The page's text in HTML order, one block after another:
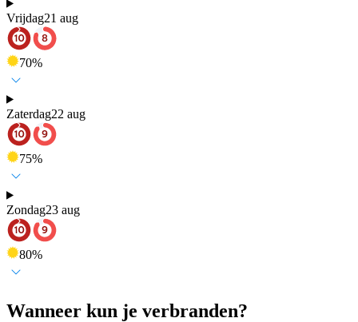
Vrijdag21 aug
70%
Zaterdag22 aug
75%
Zondag23 aug
80%
Wanneer kun je verbranden?